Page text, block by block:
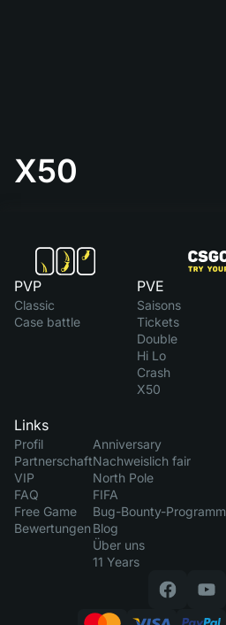
X50
PVP
Classic
Case battle
PVE
Saisons
Tickets
Double
Hi Lo
Crash
X50
Links
Profil
Partnerschaft
VIP
FAQ
Free Game
Bewertungen
Anniversary
Nachweislich fair
North Pole
FIFA
Bug-Bounty-Programm
Blog
Über uns
11 Years